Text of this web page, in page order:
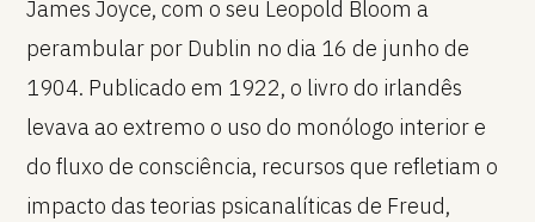
James Joyce, com o seu Leopold Bloom a
perambular por Dublin no dia 16 de junho de
1904. Publicado em 1922, o livro do irlandês
levava ao extremo o uso do monólogo interior e
do fluxo de consciência, recursos que refletiam o
impacto das teorias psicanalíticas de Freud,